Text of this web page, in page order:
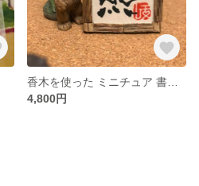
4,800円